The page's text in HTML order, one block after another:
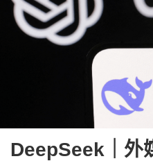
DeepSeek｜外